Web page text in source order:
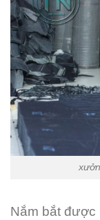
Nắm bắt